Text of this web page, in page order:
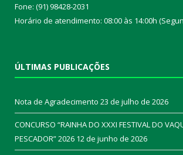
Fone: (91) 98428-2031
Horário de atendimento: 08:00 às 14:00h
ÚLTIMAS PUBLICAÇÕES
Nota de Agradecimento 23 de julho de 2026
CONCURSO “RAINHA DO XXXI FESTIVAL DO
PESCADOR” 2026 12 de junho de 2026